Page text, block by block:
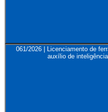
061/2026 | Licenciamento de
auxílio de